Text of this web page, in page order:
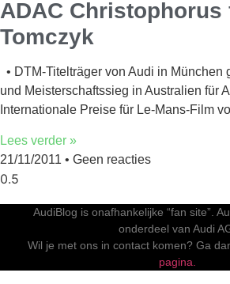
ADAC Christophorus
Tomczyk
• DTM-Titelträger von Audi in München
und Meisterschaftssieg in Australien für
Internationale Preise für Le-Mans-Film
Lees verder »
21/11/2011
Geen reacties
AudiBlog is onafhankelijke “fan site”.
onderdeel van Audi
Wil je met ons in contact komen? Ga
pagina.